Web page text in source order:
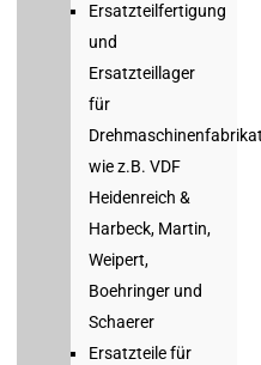
Ersatzteilfertigung
und
Ersatzteillager
für
wie z.B. VDF
Heidenreich &
Harbeck, Martin,
Weipert,
Boehringer und
Schaerer
Ersatzteile für